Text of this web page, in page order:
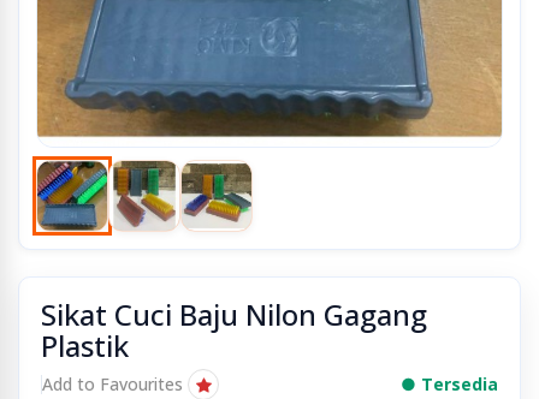
Sikat Cuci Baju Nilon Gagang
Plastik
Add to Favourites
● Tersedia